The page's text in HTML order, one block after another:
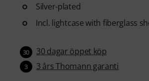
Silver-plated
Incl. lightcase with fiberglass
30 30 dagar öppet köp
3 3 års Thomann garanti